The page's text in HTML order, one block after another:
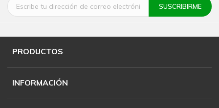
PRODUCTOS
INFORMACIÓN